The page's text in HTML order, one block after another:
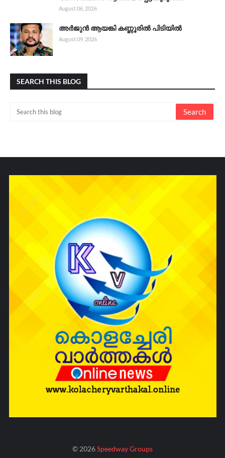
August 06, 2026
അർജുൻ ആയങ്കി കണ്ണൂരിൽ പിടിയിൽ
August 09, 2026
SEARCH THIS BLOG
©2026Speedway Groups